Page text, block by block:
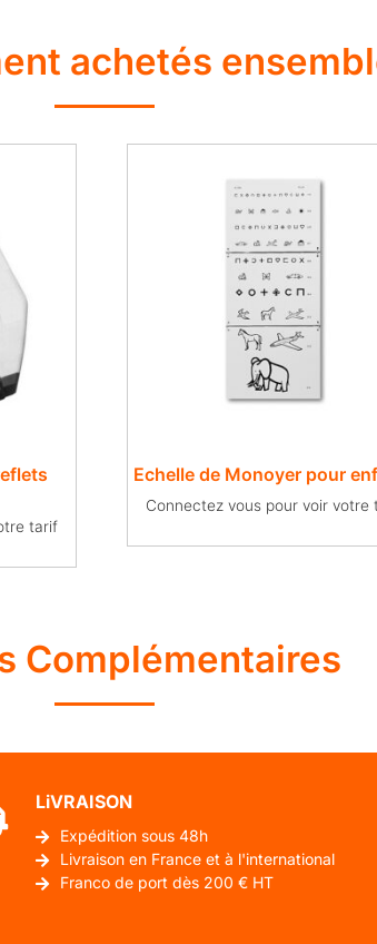
achetés
tarif
Echelle de Monoyer pour
Connectez vous pour voir votre
Complémentaires
LiVRAISON
Expédition sous 48h
Livraison en France et à l'international
Franco de port dès 200 € HT